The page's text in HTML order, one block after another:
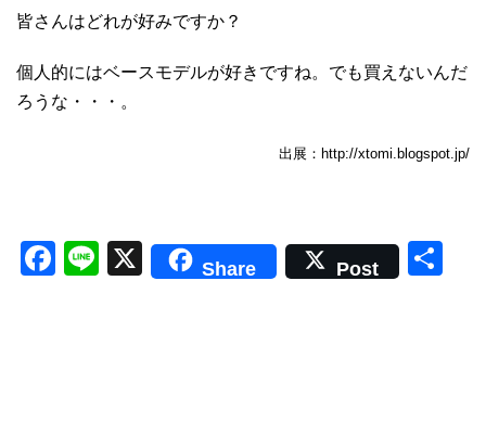
皆さんはどれが好みですか？
個人的にはベースモデルが好きですね。でも買えないんだ
ろうな・・・。
出展：http://xtomi.blogspot.jp/
F
Li
X Share Post